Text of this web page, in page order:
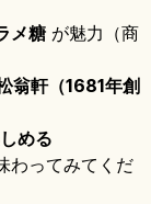
メ糖 が魅力（商
翁軒（1681年創
める
わってみてくだ